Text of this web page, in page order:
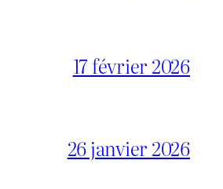
17 février 2026
26 janvier 2026